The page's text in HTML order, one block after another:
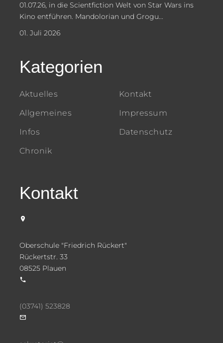
01.07.26, in die Scientfiction Welt von Star Wars ins
Kino entführen. Mandolorian und Grogu...
01. Juli 2026
Kategorien
Aktuelles
Allgemeines
Infos
Chronik
Kontakt
Impressum
Datenschutz
Kontakt
Oberschule "Friedrich Rückert"
Rückertstr. 33
08525 Plauen
(03741) 523828